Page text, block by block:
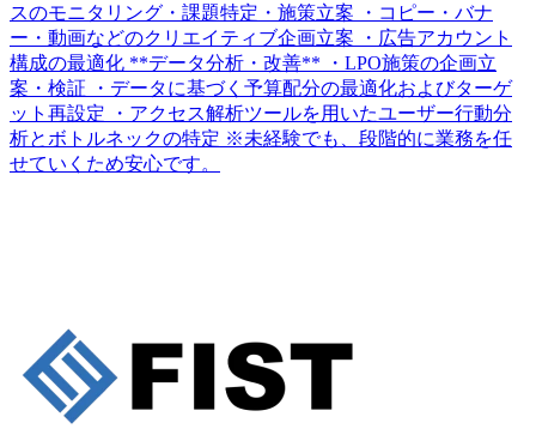
スのモニタリング・課題特定・施策立案 ・コピー・バナ
ー・動画などのクリエイティブ企画立案 ・広告アカウント
構成の最適化 **データ分析・改善** ・LPO施策の企画立
案・検証 ・データに基づく予算配分の最適化およびターゲ
ット再設定 ・アクセス解析ツールを用いたユーザー行動分
析とボトルネックの特定 ※未経験でも、段階的に業務を任
せていくため安心です。